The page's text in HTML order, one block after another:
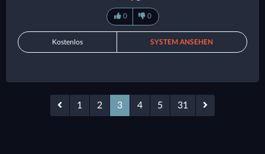
0 0
Kostenlos SYSTEM ANSEHEN
1 2 3 4 5 31